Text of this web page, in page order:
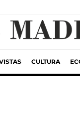
CULTURA